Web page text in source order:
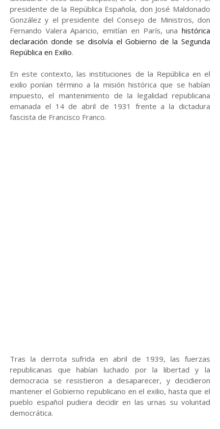
presidente de la República Española, don José Maldonado
González y el presidente del Consejo de Ministros, don
Fernando Valera Aparicio, emitían en París, una histórica
declaración donde se disolvía el Gobierno de la Segunda
República en Exilio.
En este contexto, las instituciones de la República en el
exilio ponían término a la misión histórica que se habían
impuesto, el mantenimiento de la legalidad republicana
emanada el 14 de abril de 1931 frente a la dictadura
fascista de Francisco Franco.
Tras la derrota sufrida en abril de 1939, las fuerzas
republicanas que habían luchado por la libertad y la
democracia se resistieron a desaparecer, y decidieron
mantener el Gobierno republicano en el exilio, hasta que el
pueblo español pudiera decidir en las urnas su voluntad
democrática.